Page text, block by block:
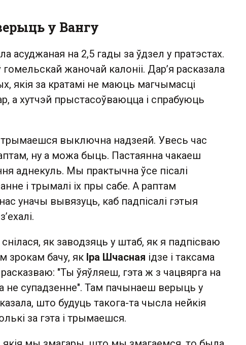
у Вангу
асуджаная на 2,5 гады за ўдзел у пратэстах.
жаночай калоніі. Дар’я расказала
якія за кратамі не маюць магчымасці
а хутчэй прыстасоўваюцца і спрабуюць
трымаешся выключна надзеяй. Увесь час
ну а можа быць. Пастаянна чакаеш
аднекуль. Мы практычна ўсе пісалі
і трымалі іх пры сабе. А раптам
уначы вывязуць, каб падпісалі гэтыя
як заводзяць у штаб, як я падпісваю
зрокам бачу, як Іра Шчасная ідзе і таксама
"Ты ўяўляеш, гэта ж з чацвярга на
не супадзенне". Там пачынаеш верыць у
што будуць такога-та чысла нейкія
за гэта і трымаешся.